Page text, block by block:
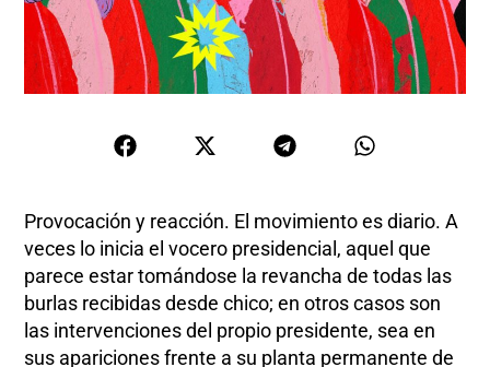
Provocación y reacción. El movimiento es diario. A
veces lo inicia el vocero presidencial, aquel que
parece estar tomándose la revancha de todas las
burlas recibidas desde chico; en otros casos son
las intervenciones del propio presidente, sea en
sus apariciones frente a su planta permanente de